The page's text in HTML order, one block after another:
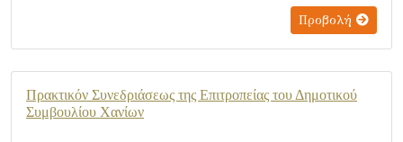
Προβολή
Πρακτικόν Συνεδριάσεως της Επιτροπείας του Δημοτικού
Συμβουλίου Χανίων